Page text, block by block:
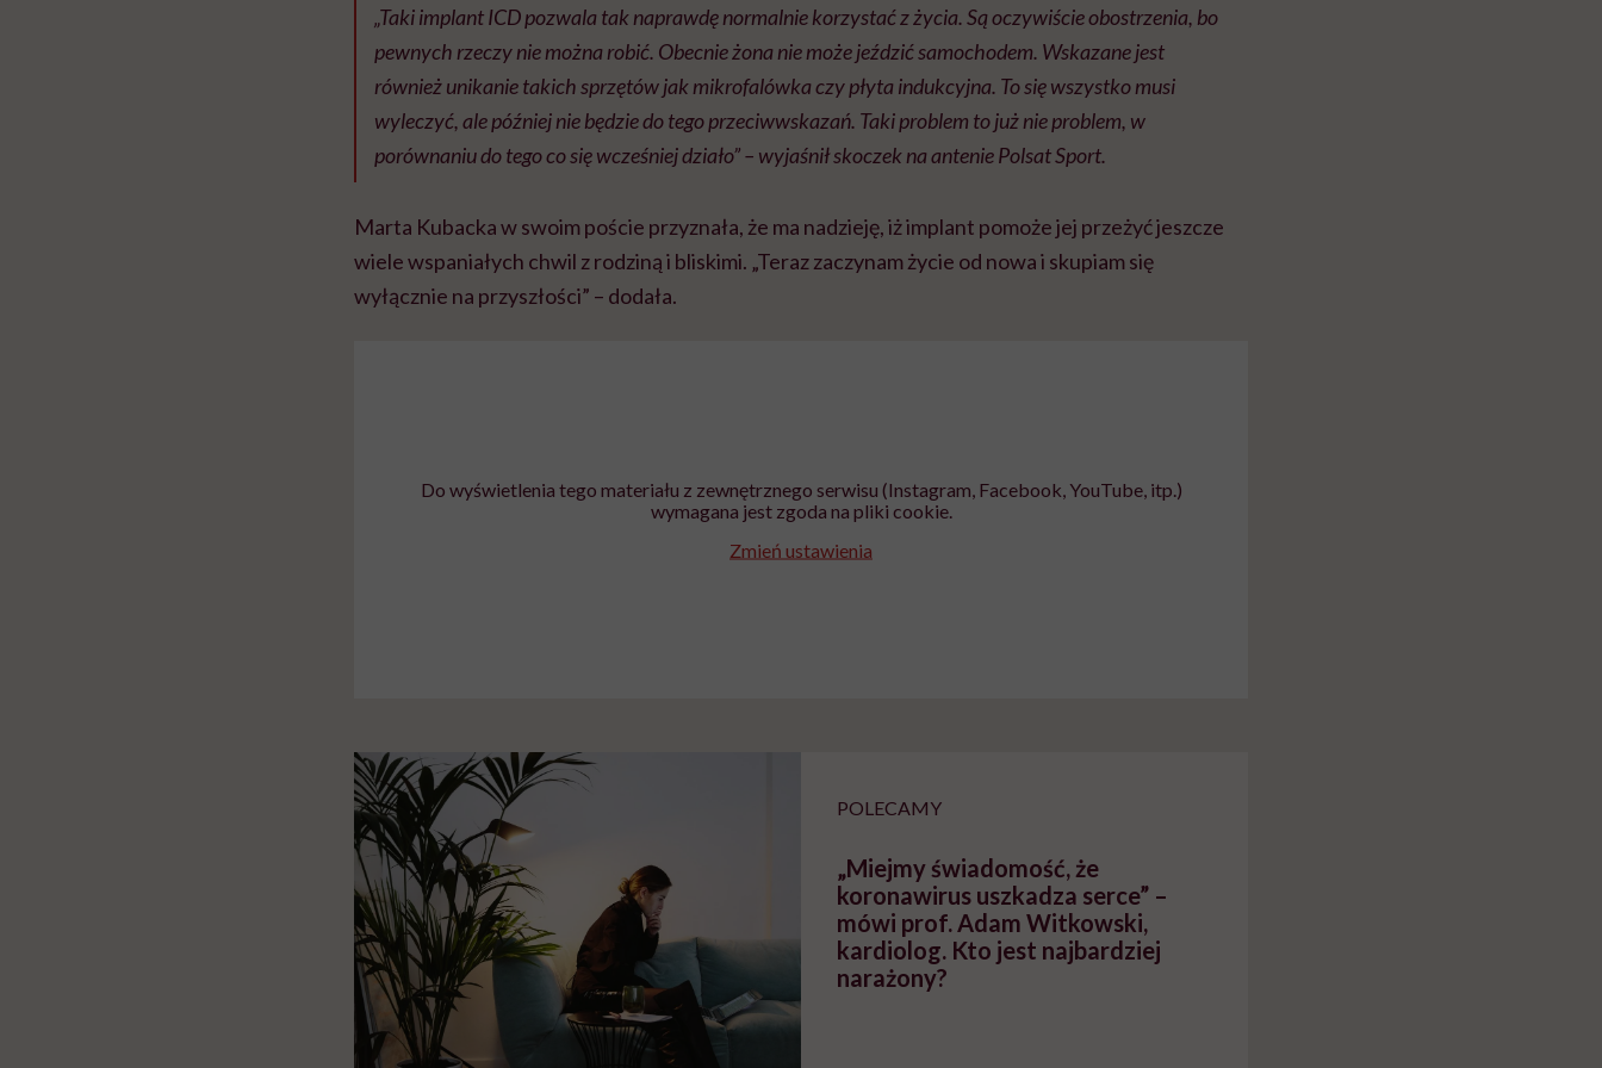
„Taki implant ICD pozwala tak naprawdę normalnie korzystać z życia. Są oczywiście obostrzenia, bo
pewnych rzeczy nie można robić. Obecnie żona nie może jeździć samochodem. Wskazane jest
również unikanie takich sprzętów jak mikrofalówka czy płyta indukcyjna. To się wszystko musi
wyleczyć, ale później nie będzie do tego przeciwwskazań. Taki problem to już nie problem, w
porównaniu do tego co się wcześniej działo” – wyjaśnił skoczek na antenie Polsat Sport.
Marta Kubacka w swoim poście przyznała, że ma nadzieję, iż implant pomoże jej przeżyć jeszcze
wiele wspaniałych chwil z rodziną i bliskimi. „Teraz zaczynam życie od nowa i skupiam się
wyłącznie na przyszłości” – dodała.
Do wyświetlenia tego materiału z zewnętrznego serwisu (Instagram, Facebook, YouTube, itp.)
wymagana jest zgoda na pliki cookie.
Zmień ustawienia
POLECAMY
„Miejmy świadomość, że
koronawirus uszkadza serce” –
mówi prof. Adam Witkowski,
kardiolog. Kto jest najbardziej
narażony?